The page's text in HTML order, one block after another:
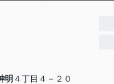
明 ４丁目４－２０